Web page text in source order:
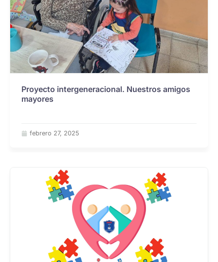
Proyecto intergeneracional. Nuestros amigos
mayores
febrero 27, 2025